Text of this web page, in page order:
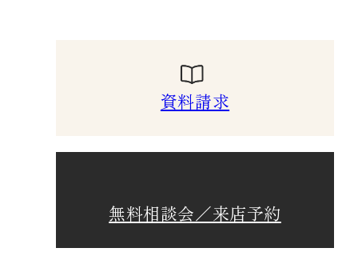
資料請求
無料相談会／来店予約